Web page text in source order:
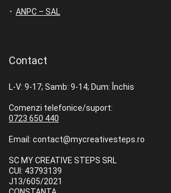
ANPC – SAL
Contact
L-V: 9-17; Samb: 9-14; Dum: Închis
Comenzi telefonice/suport:
0723 650 440
Email: contact@mycreativesteps.ro
SC MY CREATIVE STEPS SRL
CUI: 43793139
J13/605/2021